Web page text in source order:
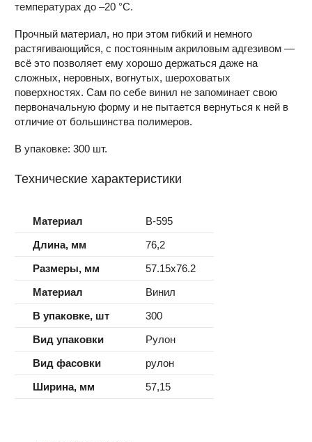
температурах до –20 °С.
Прочный материал, но при этом гибкий и немного
растягивающийся, с постоянным акриловым адгезивом —
всё это позволяет ему хорошо держаться даже на
сложных, неровных, вогнутых, шероховатых
поверхностях. Сам по себе винил не запоминает свою
первоначальную форму и не пытается вернуться к ней в
отличие от большинства полимеров.
В упаковке: 300 шт.
Технические характеристики
Материал
B-595
Длина, мм
76,2
Размеры, мм
57.15x76.2
Материал
Винил
В упаковке, шт
300
Вид упаковки
Рулон
Вид фасовки
рулон
Ширина, мм
57,15